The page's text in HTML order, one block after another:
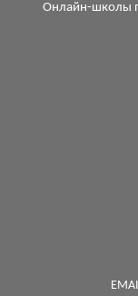
Онлайн-школы